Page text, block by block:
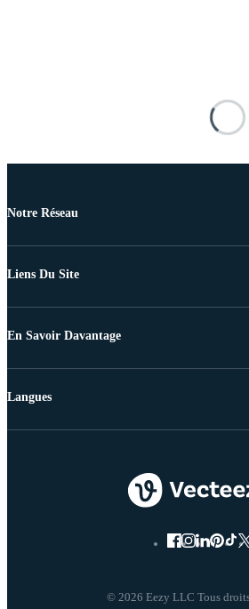
Notre Réseau
Liens Du Site
En Savoir Davantage
© 2026 Eezy LLC Tous
Langues